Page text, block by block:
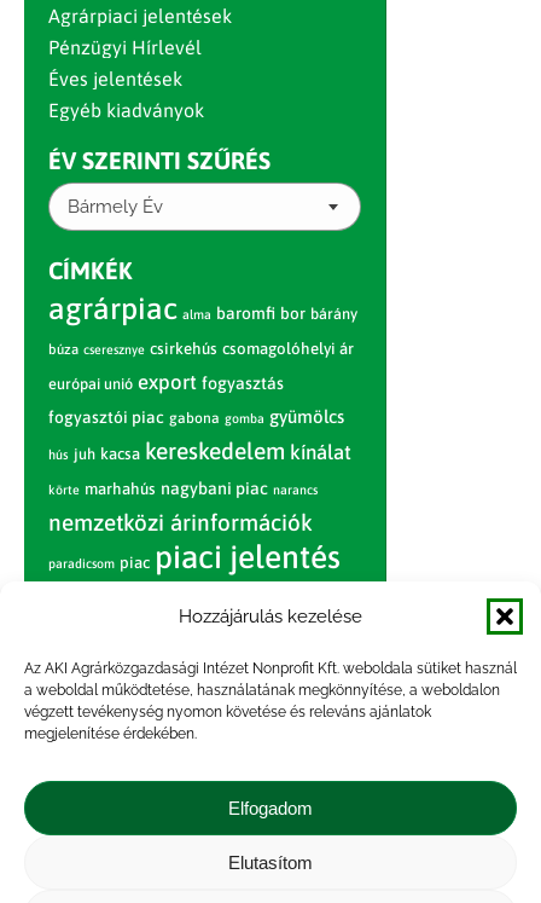
Hozzájárulás kezelése
Az AKI Agrárközgazdasági Intézet Nonprofit Kft. weboldala sütiket használ
a weboldal működtetése, használatának megkönnyítése, a weboldalon
végzett tevékenység nyomon követése és releváns ajánlatok
megjelenítése érdekében.
Elfogadom
Elutasítom
Agrárpiaci jelentések
Pénzügyi Hírlevél
Éves jelentések
Egyéb kiadványok
ÉV SZERINTI SZŰRÉS
Bármely Év
CÍMKÉK
agrárpiac alma baromfi bor bárány
búza cseresznye csirkehús csomagolóhelyi ár
európai unió export fogyasztás
fogyasztói piac gabona gomba gyümölcs
hús juh kacsa kereskedelem kínálat
körte marhahús nagybani piac narancs
nemzetközi árinformációk
paradicsom piac piaci jelentés
termelői
ár tojás világpiac vágóbárány
vágómarha vágósertés zöldség árak
átlagárértékesítési ár
Kapcsolat |